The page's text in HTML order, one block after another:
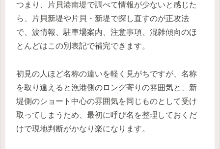
つまり、片貝港南堤で調べて情報が少ないと感じた
ら、片貝新堤や片貝・新堤で探し直すのが正攻法
で、波情報、駐車場案内、注意事項、混雑傾向のほ
とんどはこの別表記で補完できます。
初見の人ほど名称の違いを軽く見がちですが、名称
を取り違えると漁港側のロング寄りの雰囲気と、新
堤側のショート中心の雰囲気を同じものとして受け
取ってしまうため、最初に呼び名を整理しておくだ
けで現地判断がかなり楽になります。